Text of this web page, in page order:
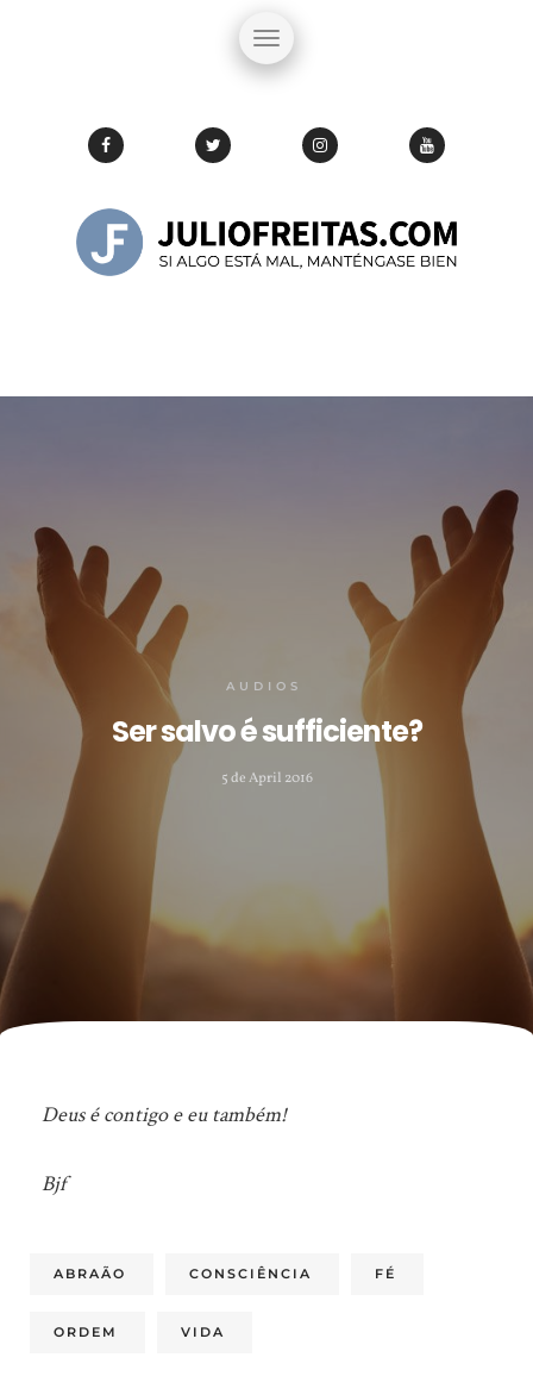
AUDIOS
Ser salvo é sufficiente?
5 de April 2016
Deus é contigo e eu também!
Bjf
ABRAÃO CONSCIÊNCIA FÉ
ORDEM VIDA